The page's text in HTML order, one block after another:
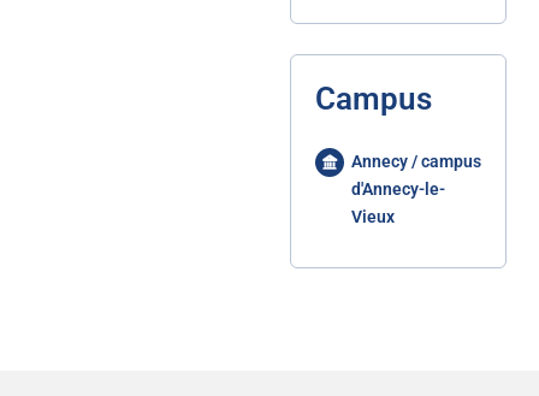
Campus
Annecy / campus
d'Annecy-le-
Vieux